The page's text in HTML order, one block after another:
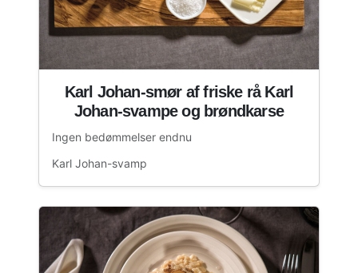
Karl Johan-smør af friske rå Karl
Johan-svampe og brøndkarse
Ingen bedømmelser endnu
Karl Johan-svamp